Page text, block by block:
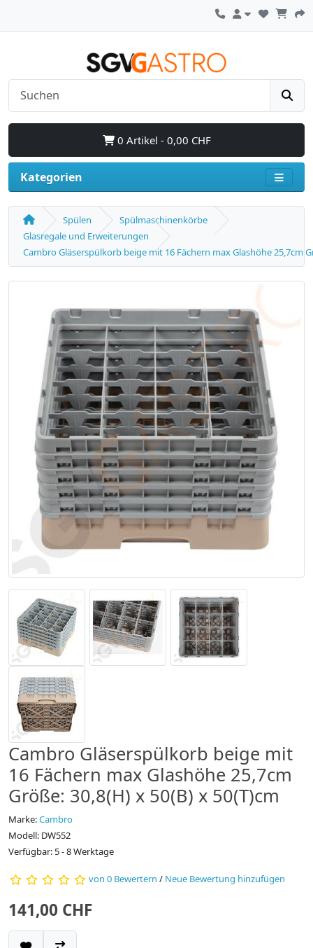
0 Artikel - 0,00 CHF
Kategorien
Spülen
Spülmaschinenkörbe
Glasregale und Erweiterungen
Cambro Gläserspülkorb beige mit 16 Fächern max Glashöhe 25,7cm
Cambro Gläserspülkorb beige mit
16 Fächern max Glashöhe 25,7cm
Größe: 30,8(H) x 50(B) x 50(T)cm
Marke:Cambro
Modell: DW552
Verfügbar: 5 - 8 Werktage
von 0 Bewertern / Neue Bewertung hinzufügen
141,00 CHF